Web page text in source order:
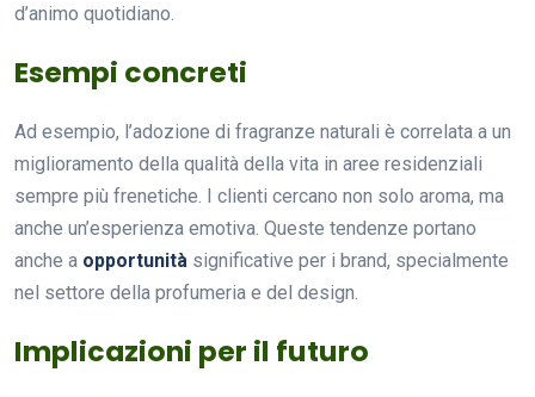
d’animo quotidiano.
Esempi concreti
Ad esempio, l’adozione di fragranze naturali è correlata a un
miglioramento della qualità della vita in aree residenziali
sempre più frenetiche. I clienti cercano non solo aroma, ma
anche un’esperienza emotiva. Queste tendenze portano
anche a opportunità significative per i brand, specialmente
nel settore della profumeria e del design.
Implicazioni per il futuro